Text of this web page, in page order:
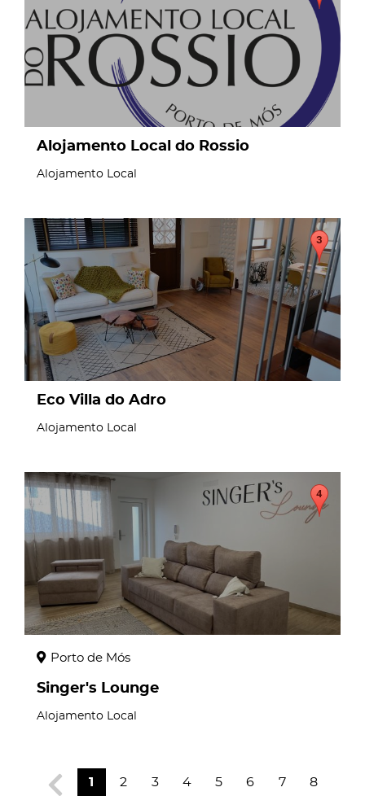
Alojamento Local do Rossio
Alojamento Local
page
Eco Villa do Adro
Alojamento Local
page
Porto de Mós
Singer's Lounge
Alojamento Local
1 2 3 4 5 6 7 8